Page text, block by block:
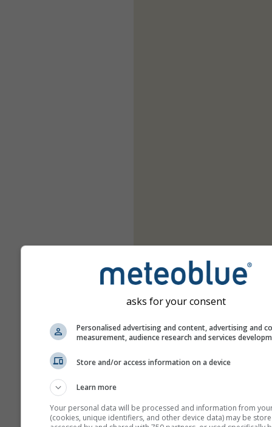
asks for your consent
Personalised advertising and content, advertising and
measurement, audience research and services
Store and/or access information on a device
Learn more
Your personal data will be processed and information from
(cookies, unique identifiers, and other device data) may be